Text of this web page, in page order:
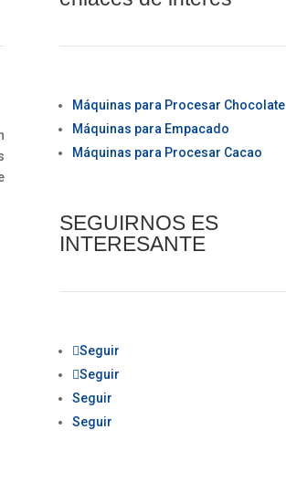
Máquinas para Procesar Chocolate
Máquinas para Empacado
Máquinas para Procesar Cacao
SEGUIRNOS ES
INTERESANTE
Seguir
Seguir
Seguir
Seguir